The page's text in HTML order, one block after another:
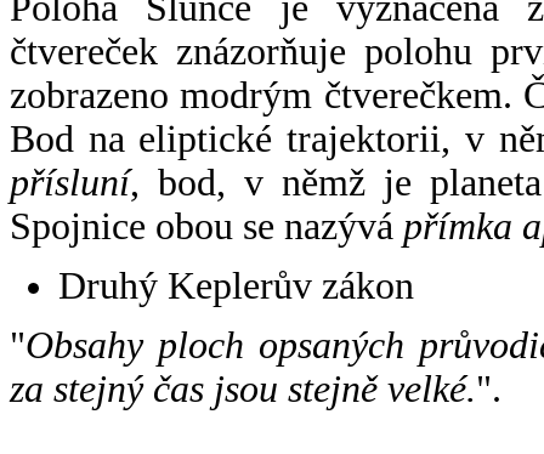
čtvereček znázorňuje polohu
zobrazeno modrým čtverečkem.
Bod na eliptické trajektorii, v
přísluní, bod, v němž je
Spojnice obou se nazývá přímka
Druhý Keplerův zákon
"Obsahy ploch opsaných
za stejný čas jsou stejně velké.".